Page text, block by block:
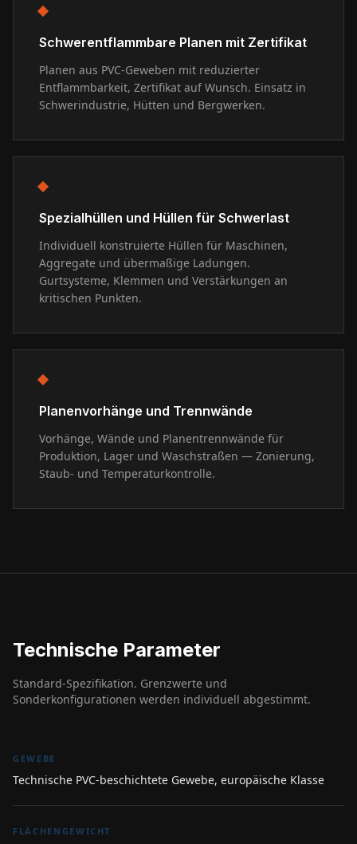
Schwerentflammbare Planen mit Zertifikat
Planen aus PVC-Geweben mit reduzierter
Entflammbarkeit, Zertifikat auf Wunsch. Einsatz in
Schwerindustrie, Hütten und Bergwerken.
Spezialhüllen und Hüllen für Schwerlast
Individuell konstruierte Hüllen für Maschinen,
Aggregate und übermaßige Ladungen.
Gurtsysteme, Klemmen und Verstärkungen an
kritischen Punkten.
Planenvorhänge und Trennwände
Vorhänge, Wände und Planentrennwände für
Produktion, Lager und Waschstraßen — Zonierung,
Staub- und Temperaturkontrolle.
Technische Parameter
Standard-Spezifikation. Grenzwerte und
Sonderkonfigurationen werden individuell abgestimmt.
GEWEBE
Technische PVC-beschichtete Gewebe, europäische Klasse
FLÄCHENGEWICHT